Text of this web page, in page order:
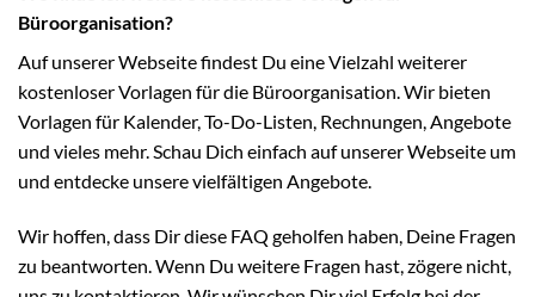
Büroorganisation?
Auf unserer Webseite findest Du eine Vielzahl weiterer
kostenloser Vorlagen für die Büroorganisation. Wir bieten
Vorlagen für Kalender, To-Do-Listen, Rechnungen, Angebote
und vieles mehr. Schau Dich einfach auf unserer Webseite um
und entdecke unsere vielfältigen Angebote.
Wir hoffen, dass Dir diese FAQ geholfen haben, Deine Fragen
zu beantworten. Wenn Du weitere Fragen hast, zögere nicht,